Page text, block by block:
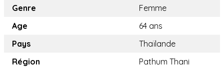
Genre
Femme
Age
64 ans
Pays
Thaïlande
Région
Pathum Thani